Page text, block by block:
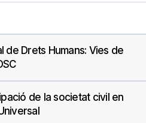
de Drets Humans: Vies de
de la societat civil en